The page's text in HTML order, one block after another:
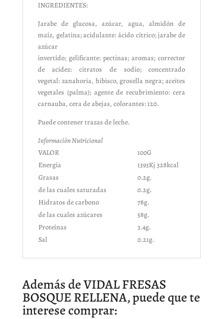
INGREDIENTES:
Jarabe de glucosa, azúcar, agua, almidón de
maíz, gelatina; acidulante: ácido cítrico; jarabe de
azúcar
invertido; gelificante: pectinas; aromas; corrector
de acidez: citratos de sodio; concentrado
vegetal: zanahoria, hibisco, grosella negra; aceites
vegetales (palma); agente de recubrimiento: cera
carnauba, cera de abejas, colorantes: 120.
Puede contener trazas de leche.
Información Nutricional
VALOR
100G
Energía
1393Kj 328kcal
Grasas
0.2g.
de las cuales saturadas
0.2g.
Hidratos de carbono
78g.
de las cuales azúcares
58g.
Proteínas
3.4g.
Sal
0.21g.
Además de VIDAL FRESAS
BOSQUE RELLENA, puede que te
interese comprar: